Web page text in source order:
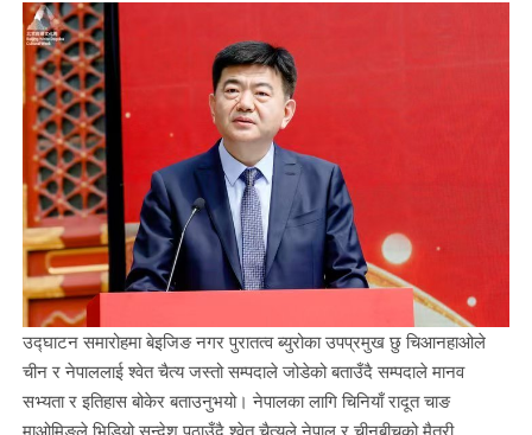
उद्घाटन समारोहमा बेइजिङ नगर पुरातत्व ब्युरोका उपप्रमुख छु चिआनहाओले
चीन र नेपाललाई श्वेत चैत्य जस्तो सम्पदाले जोडेको बताउँदै सम्पदाले मानव
सभ्यता र इतिहास बोकेर बताउनुभयो। नेपालका लागि चिनियाँ रादूत चाङ
माओमिङले भिडियो सन्देश पठाउँदै श्वेत चैत्यले नेपाल र चीनबीचको मैत्री